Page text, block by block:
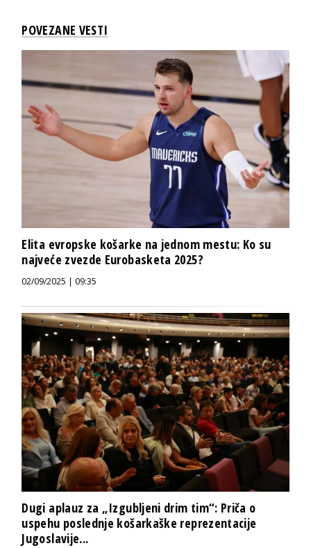
POVEZANE VESTI
Elita evropske košarke na jednom mestu: Ko su
najveće zvezde Eurobasketa 2025?
02/09/2025 | 09:35
Dugi aplauz za „Izgubljeni drim tim“: Priča o
uspehu poslednje košarkaške reprezentacije
Jugoslavije...